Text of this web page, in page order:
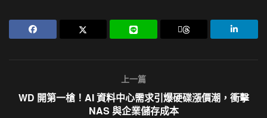
上一篇
WD 開第一槍！AI 資料中心需求引爆硬碟漲價潮，衝擊
NAS 與企業儲存成本